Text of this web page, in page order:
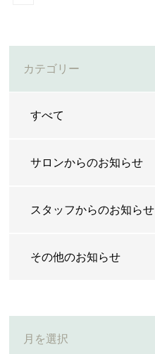
Top
pas a pas
Concept
カテゴリー
すべて
サロンからのお知らせ
スタッフからのお知らせ
その他のお知らせ
月を選択